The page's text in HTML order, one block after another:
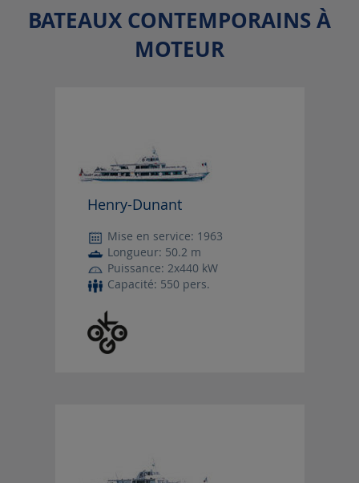
BATEAUX CONTEMPORAINS À
MOTEUR
Henry-Dunant
Mise en service: 1963
Longueur: 50.2 m
Puissance: 2x440 kW
Capacité: 550 pers.